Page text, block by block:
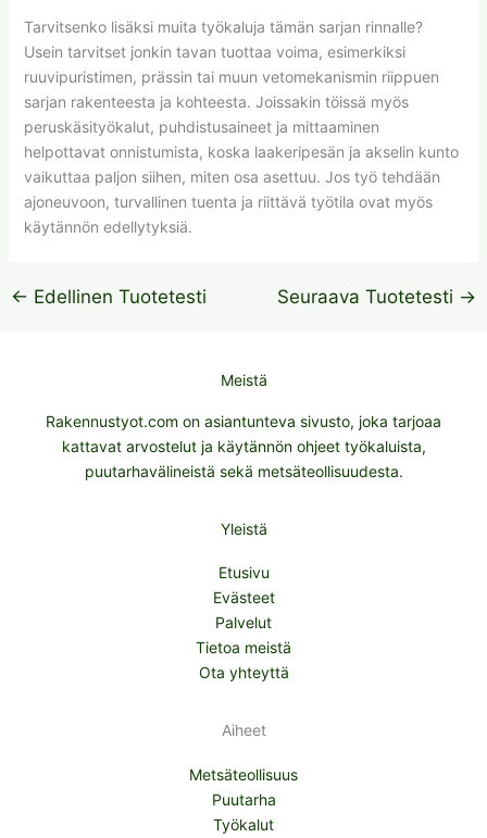
Tarvitsenko lisäksi muita työkaluja tämän sarjan rinnalle?
Usein tarvitset jonkin tavan tuottaa voima, esimerkiksi
ruuvipuristimen, prässin tai muun vetomekanismin riippuen
sarjan rakenteesta ja kohteesta. Joissakin töissä myös
peruskäsityökalut, puhdistusaineet ja mittaaminen
helpottavat onnistumista, koska laakeripesän ja akselin kunto
vaikuttaa paljon siihen, miten osa asettuu. Jos työ tehdään
ajoneuvoon, turvallinen tuenta ja riittävä työtila ovat myös
käytännön edellytyksiä.
← Edellinen Tuotetesti Seuraava Tuotetesti →
Meistä
Rakennustyot.com on asiantunteva sivusto, joka tarjoaa
kattavat arvostelut ja käytännön ohjeet työkaluista,
puutarhavälineistä sekä metsäteollisuudesta.
Yleistä
Etusivu
Evästeet
Palvelut
Tietoa meistä
Ota yhteyttä
Aiheet
Metsäteollisuus
Puutarha
Työkalut